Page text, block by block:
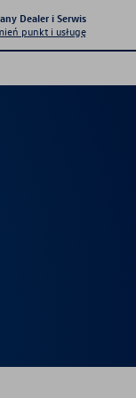
Dealer i Serwis
punkt i usługę